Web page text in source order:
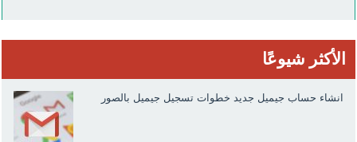
الأكثر شيوعًا
انشاء حساب جيميل جديد خطوات تسجيل جيميل بالصور